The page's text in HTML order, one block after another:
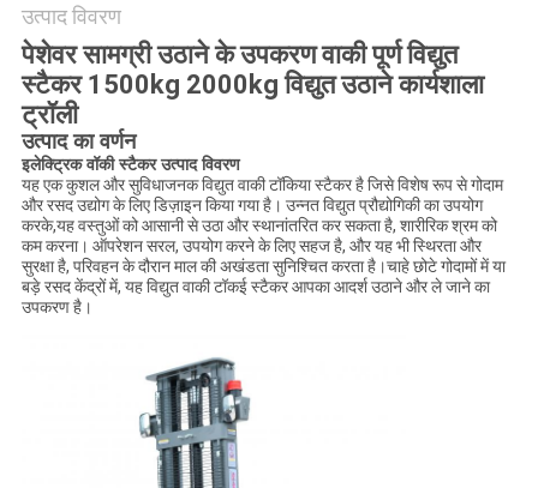
उत्पाद विवरण
पेशेवर सामग्री उठाने के उपकरण वाकी पूर्ण विद्युत
स्टैकर 1500kg 2000kg विद्युत उठाने कार्यशाला
ट्रॉली
उत्पाद का वर्णन
इलेक्ट्रिक वॉकी स्टैकर उत्पाद विवरण
यह एक कुशल और सुविधाजनक विद्युत वाकी टॉकिया स्टैकर है जिसे विशेष रूप से गोदाम
और रसद उद्योग के लिए डिज़ाइन किया गया है। उन्नत विद्युत प्रौद्योगिकी का उपयोग
करके,यह वस्तुओं को आसानी से उठा और स्थानांतरित कर सकता है, शारीरिक श्रम को
कम करना। ऑपरेशन सरल, उपयोग करने के लिए सहज है, और यह भी स्थिरता और
सुरक्षा है, परिवहन के दौरान माल की अखंडता सुनिश्चित करता है।चाहे छोटे गोदामों में या
बड़े रसद केंद्रों में, यह विद्युत वाकी टॉकई स्टैकर आपका आदर्श उठाने और ले जाने का
उपकरण है।